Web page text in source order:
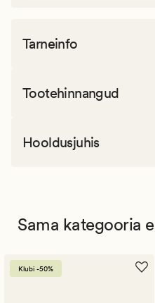
Tarneinfo
Tootehinnangud
Hooldusjuhis
Sama kategooria
Klubi -50%